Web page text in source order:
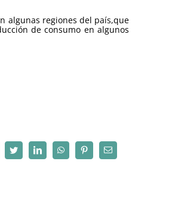
algunas regiones del país,que
de consumo en algunos
TwitterLinkedInWhatsAppPinterestCorreo
electrónico